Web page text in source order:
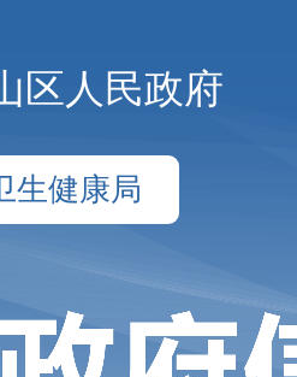
区人民政府
生健康局